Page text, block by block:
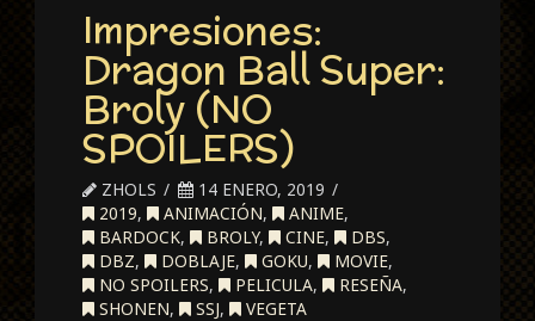
Impresiones:
Dragon Ball Super:
Broly (NO
SPOILERS)
ZHOLS
14 ENERO, 2019
2019, ANIMACIÓN, ANIME,
BARDOCK, BROLY, CINE, DBS,
DBZ, DOBLAJE, GOKU, MOVIE,
NO SPOILERS, PELICULA, RESEÑA,
SHONEN, SSJ, VEGETA